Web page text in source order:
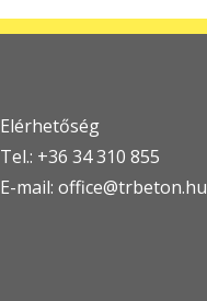
Elérhetőség
Tel.: +36 34 310 855
E-mail: office@trbeton.hu